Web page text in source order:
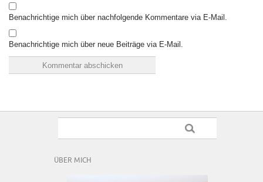
Benachrichtige mich über nachfolgende Kommentare via E-Mail.
Benachrichtige mich über neue Beiträge via E-Mail.
ÜBER MICH